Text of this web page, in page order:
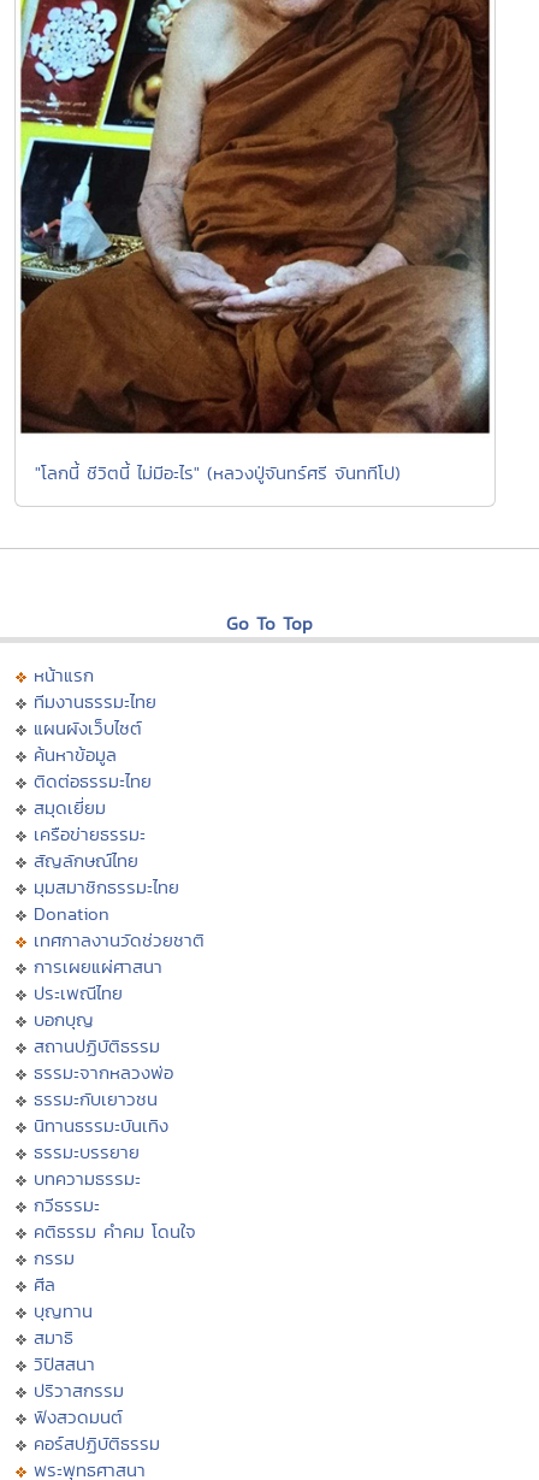
"โลกนี้ ชีวิตนี้ ไม่มีอะไร" (หลวงปู่จันทร์ศรี จันททีโป)
Go To Top
หน้าแรก
ทีมงานธรรมะไทย
แผนผังเว็บไซต์
ค้นหาข้อมูล
ติดต่อธรรมะไทย
สมุดเยี่ยม
เครือข่ายธรรมะ
สัญลักษณ์ไทย
มุมสมาชิกธรรมะไทย
Donation
เทศกาลงานวัดช่วยชาติ
การเผยแผ่ศาสนา
ประเพณีไทย
บอกบุญ
สถานปฏิบัติธรรม
ธรรมะจากหลวงพ่อ
ธรรมะกับเยาวชน
นิทานธรรมะบันเทิง
ธรรมะบรรยาย
บทความธรรมะ
กวีธรรมะ
คติธรรม คำคม โดนใจ
กรรม
ศีล
บุญทาน
สมาธิ
วิปัสสนา
ปริวาสกรรม
ฟังสวดมนต์
คอร์สปฏิบัติธรรม
พระพุทธศาสนา